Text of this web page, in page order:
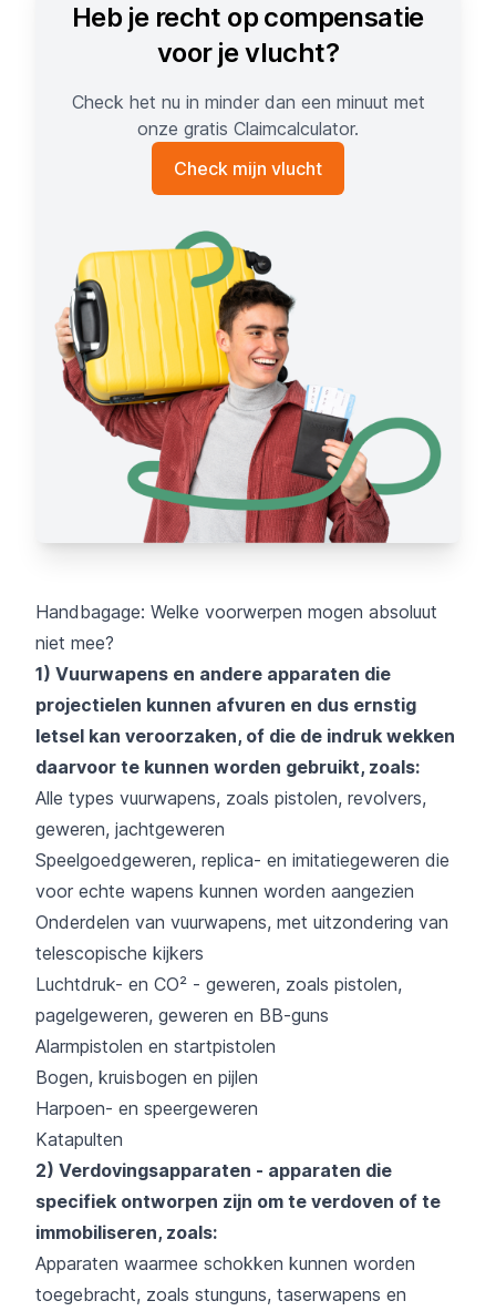
Heb je recht op compensatie
voor je vlucht?
Check het nu in minder dan een minuut met
onze gratis Claimcalculator.
Check mijn vlucht
Handbagage: Welke voorwerpen mogen absoluut
niet mee?
1) Vuurwapens en andere apparaten die
projectielen kunnen afvuren en dus ernstig
letsel kan veroorzaken, of die de indruk wekken
daarvoor te kunnen worden gebruikt, zoals:
Alle types vuurwapens, zoals pistolen, revolvers,
geweren, jachtgeweren
Speelgoedgeweren, replica- en imitatiegeweren die
voor echte wapens kunnen worden aangezien
Onderdelen van vuurwapens, met uitzondering van
telescopische kijkers
Luchtdruk- en CO² - geweren, zoals pistolen,
pagelgeweren, geweren en BB-guns
Alarmpistolen en startpistolen
Bogen, kruisbogen en pijlen
Harpoen- en speergeweren
Katapulten
2) Verdovingsapparaten - apparaten die
specifiek ontworpen zijn om te verdoven of te
immobiliseren, zoals:
Apparaten waarmee schokken kunnen worden
toegebracht, zoals stunguns, taserwapens en